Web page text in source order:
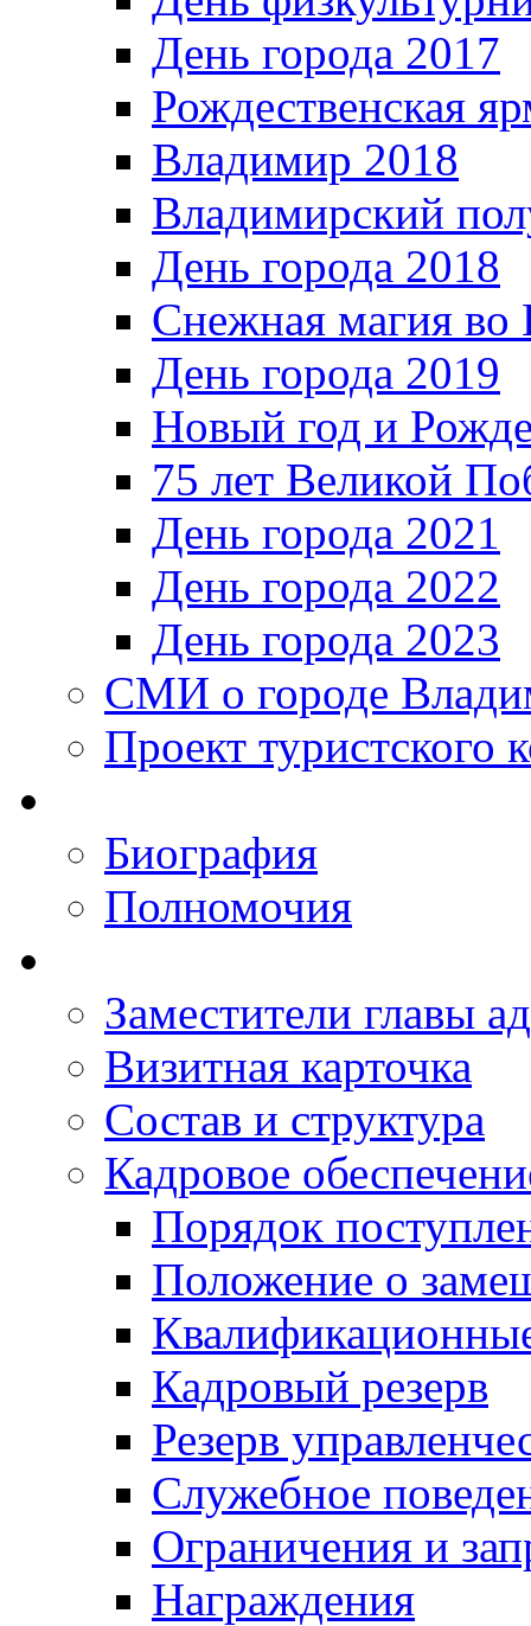
День города 2017
Рождественская
Владимир 2018
Владимирский
День города 2018
Снежная магия во
День города 2019
Новый год и
75 лет Великой
День города 2021
День города 2022
День города 2023
СМИ о городе
Проект туристского
Биография
Полномочия
Заместители главы
Визитная карточка
Состав и структура
Кадровое
Порядок
Положение о
Кадровый резерв
Резерв
Служебное
Ограничения и
Награждения